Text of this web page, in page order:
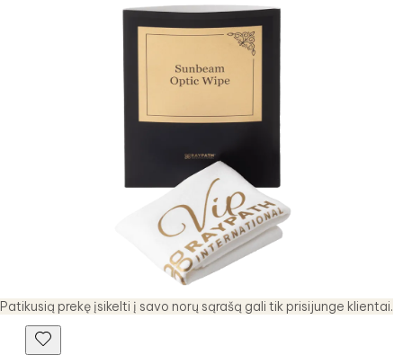
Patikusią prekę įsikelti į savo norų sąrašą gali tik prisijunge klientai.